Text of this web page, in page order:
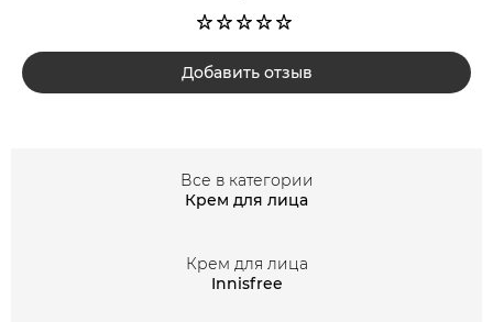
Добавить отзыв
Все в категории
Крем для лица
Крем для лица
Innisfree